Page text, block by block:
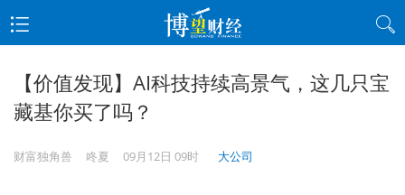
【价值发现】AI科技持续高景气，这几只宝
藏基你买了吗？
财富独角兽 咚夏 09月12日 09时 大公司